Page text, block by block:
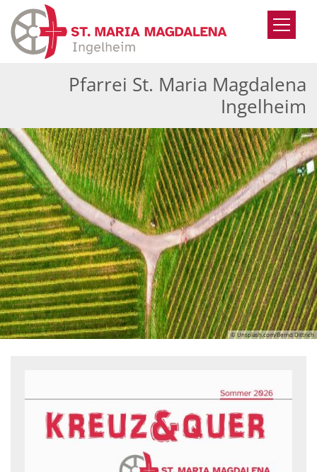
Zum Inhalt springen
Pfarrei St. Maria Magdalena
Ingelheim
© Unsplash.com/Bernd Dittrich